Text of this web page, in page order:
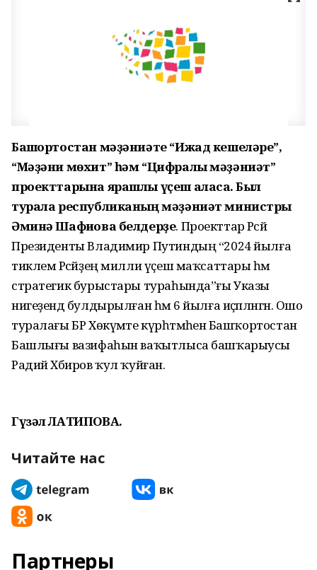
Башҡортостан мәҙәниәте “Ижад кешеләре”,
“Мәҙәни мөхит” һәм “Цифралы мәҙәниәт”
проекттарына ярашлы үҫеш аласаҡ. Был
турала республиканың мәҙәниәт министры
Әминә Шафиҡова белдерҙе. Проекттар Рәсәй
Президенты Владимир Путиндың “2024 йылға
тиклем Рәсәйҙең милли үҫеш маҡсаттары һәм
стратегик бурыстары тураһында”ғы Указы
нигеҙендә булдырылған һәм 6 йылға иҫәпләнгән. Ошо
туралағы БР Хөкүмәте күрһәтмәһенә Башҡортостан
Башлығы вазифаһын ваҡытлыса башҡарыусы
Радий Хәбиров ҡул ҡуйған.
Гүзәл ЛАТИПОВА.
Читайте нас
Партнеры